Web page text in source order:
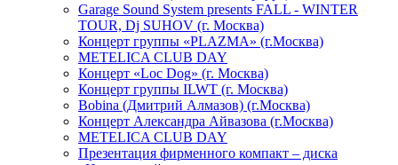
Garage Sound System presents FALL - WINTER
TOUR, Dj SUHOV (г. Москва)
Концерт группы «PLAZMA» (г.Москва)
METELICA CLUB DAY
Концерт «Loc Dog» (г. Москва)
Концерт группы ILWT (г. Москва)
Bobina (Дмитрий Алмазов) (г.Москва)
Концерт Александра Айвазова (г.Москва)
METELICA CLUB DAY
Презентация фирменного компакт – диска